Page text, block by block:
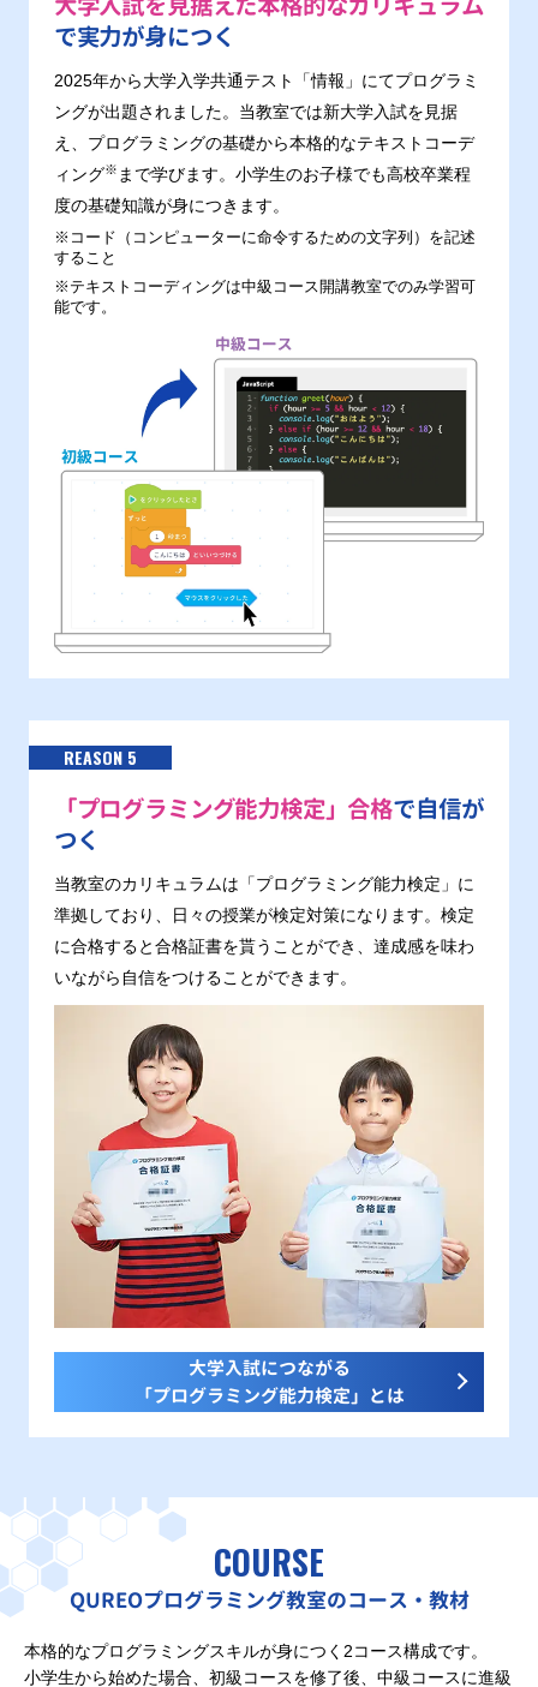
で実力が身につく
2025年から大学入学共通テスト「情報」にてプログラミ
ングが出題されました。当教室では新大学入試を見据
え、プログラミングの基礎から本格的なテキストコーデ
ィング※ まで学びます。小学生のお子様でも高校卒業程
度の基礎知識が身につきます。
※コード（コンピューターに命令するための文字列）を記述
すること
※テキストコーディングは中級コース開講教室でのみ学習可
能です。
REASON 5
「プログラミング能力検定」合格で自信が
つく
当教室のカリキュラムは「プログラミング能力検定」に
準拠しており、日々の授業が検定対策になります。検定
に合格すると合格証書を貰うことができ、達成感を味わ
いながら自信をつけることができます。
大学入試につながる
「プログラミング能力検定」とは
COURSE
QUREOプログラミング教室のコース・教材
本格的なプログラミングスキルが身につく2コース構成です。
小学生から始めた場合、初級コースを修了後、中級コースに進級